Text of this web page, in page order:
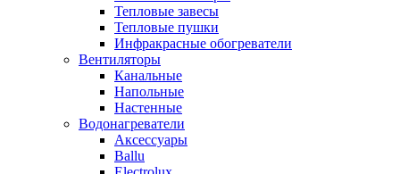
Тепловые завесы
Тепловые пушки
Инфракрасные обогреватели
Вентиляторы
Канальные
Напольные
Настенные
Водонагреватели
Аксессуары
Ballu